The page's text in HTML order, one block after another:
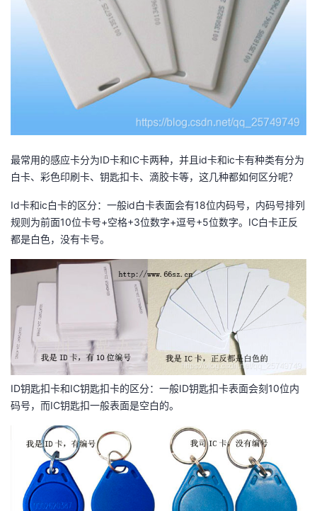
注
开
发
者
我
的
程
我
认
证
的
实
我
的
的
Programs
我
的
支
我
的
技
支
持
我
的
声
建
最常用的感应卡分为ID卡和IC卡两种，并且id卡和ic卡有种类有分为
白卡、彩色印刷卡、钥匙扣卡、滴胶卡等，这几种都如何区分呢？
Id卡和ic白卡的区分：一般id白卡表面会有18位内码号，内码号排列
规则为前面10位卡号+空格+3位数字+逗号+5位数字。IC白卡正反
都是白色，没有卡号。
ID钥匙扣卡和IC钥匙扣卡的区分：一般ID钥匙扣卡表面会刻10位内
码号，而IC钥匙扣一般表面是空白的。